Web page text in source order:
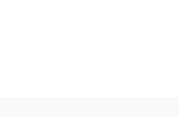
eingesetzt, können
Stahlsegmente und